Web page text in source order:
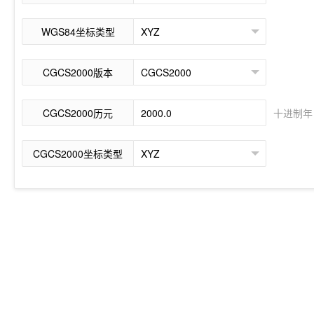
WGS84坐标类型
CGCS2000版本
CGCS2000历元 十进制
CGCS2000坐标类型